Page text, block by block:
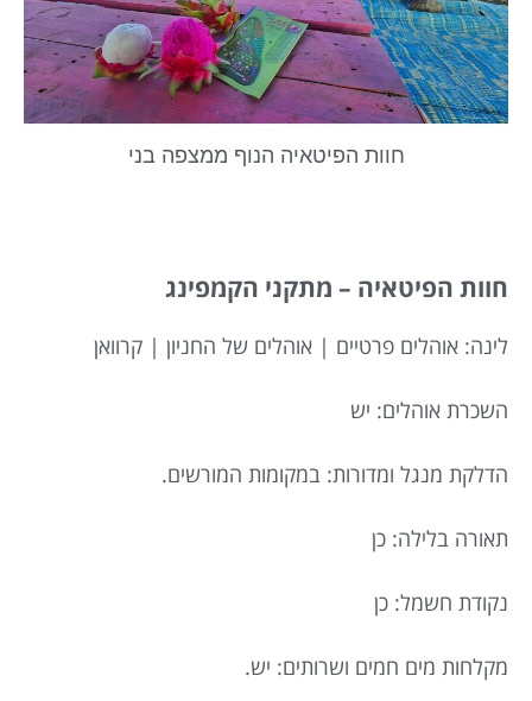
חוות הפיטאיה הנוף ממצפה בני
חוות הפיטאיה – מתקני הקמפינג
לינה: אוהלים פרטיים | אוהלים של החניון | קרוואן
השכרת אוהלים: יש
הדלקת מנגל ומדורות: במקומות המורשים.
תאורה בלילה: כן
נקודת חשמל: כן
מקלחות מים חמים ושרותים: יש.